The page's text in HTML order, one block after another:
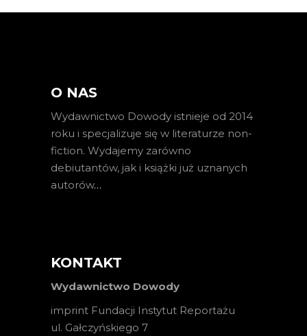
O NAS
Wydawnictwo Dowody istnieje od 2014
roku i specjalizuje się w literaturze non-
fiction. Wydajemy zarówno
debiutantów, jak i książki już uznanych
autorów…
KONTAKT
Wydawnictwo Dowody
imprint Fundacji Instytut Reportażu
ul. Gałczyńskiego 7